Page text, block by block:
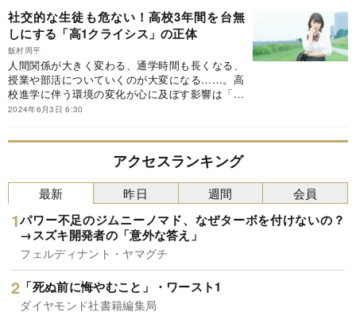
理学者が、子どもたちの心をつまずかせるかもし
れない要因を探った。本稿は、飯村周平『高校進
学でつまずいたら 「高1クライシス」を乗り越え
る』（筑摩書房）の一部を抜粋・編集したもので
す。
社交的な生徒も危ない！高校3年間を台無
しにする「高1クライシス」の正体
飯村周平
人間関係が大きく変わる、通学時間も長くなる、
授業や部活についていくのが大変になる……。高
校進学に伴う環境の変化が心に及ぼす影響は「高
1クライシス」と呼ばれている。学習や生活面で
新入生は決して少なくないのだ。発達心理学者
が、新生活で起こる可能性がある「心のつまず
き」を丁寧に解説していく。本稿は、飯村周平
『高校進学でつまずいたら 「高1クライシス」を
乗り越える』（筑摩書房）の一部を抜粋・編集し
たものです。
2024年6月3日 6:30
アクセスランキング
最新
パワー不足のジムニーノマド、なぜターボを付けないの？
→スズキ開発者の「意外な答え」
フェルディナント・ヤマグチ
「死ぬ前に悔やむこと」・ワースト1
ダイヤモンド社書籍編集局
昨日 週間 会員